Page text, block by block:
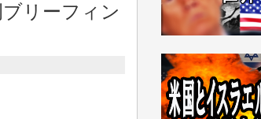
リーフィン